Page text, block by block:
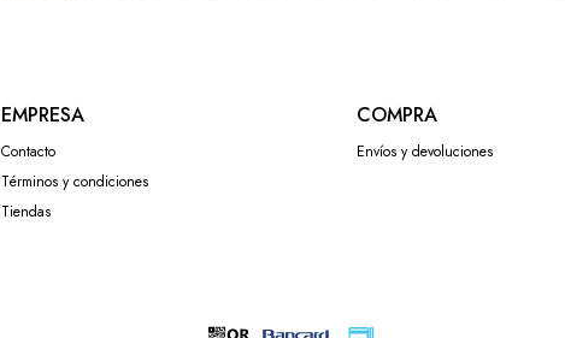
EMPRESA
Contacto
Términos y condiciones
Tiendas
COMPRA
Envíos y devoluciones